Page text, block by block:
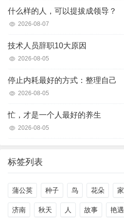
什么样的人，可以提拔成领导？
2026-08-07
技术人员辞职10大原因
2026-08-05
停止内耗最好的方式：整理自己
2026-08-05
忙，才是一个人最好的养生
2026-08-05
标签列表
蒲公英 种子 鸟 花朵 家
济南 秋天 人 故事 艳遇